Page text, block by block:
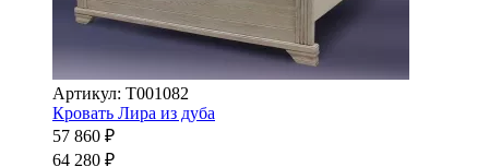
Артикул: Т001082
Кровать Лира из дуба
57 860 ₽
64 280 ₽